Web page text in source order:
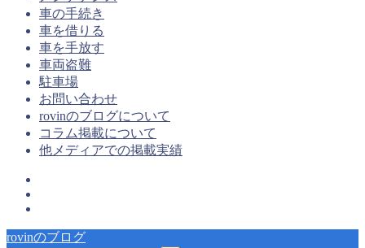
車の手続き
車を借りる
車を手放す
車両盗難
駐車場
お問い合わせ
rovinのブログについて
コラム掲載について
他メディアでの掲載実績
rovinのブログ